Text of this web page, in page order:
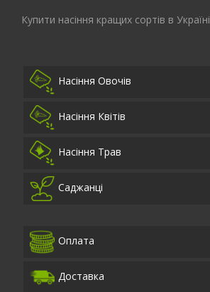
Купити насіння кращих сортів в Україні
Насіння Овочів
Насіння Квітів
Насіння Трав
Саджанці
Оплата
Доставка